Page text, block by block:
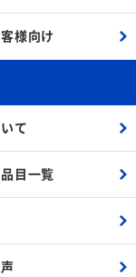
様向け
て
目一覧